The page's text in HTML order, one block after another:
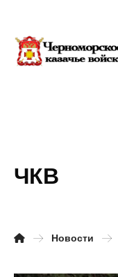
ЧКВ
Новости